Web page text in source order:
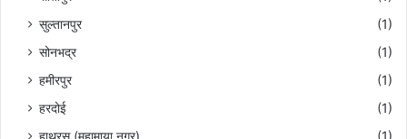
सुल्तानपुर
(1)
सोनभद्र
(1)
हमीरपुर
(1)
हरदोई
(1)
हाथरस (महामाया नगर)
(1)